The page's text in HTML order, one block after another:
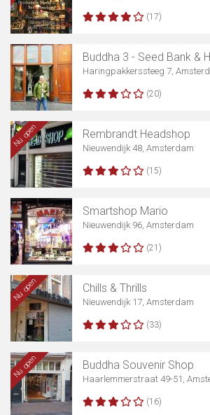
Toon kaart
(17)
Buddha 3 - Seed Bank &
Haringpakkerssteeg 7,
(20)
Nu open Rembrandt Headshop
Nieuwendijk 48, Amsterdam
(15)
Smartshop Mario
Nieuwendijk 96, Amsterdam
(21)
Nu open Chills & Thrills
Nieuwendijk 17, Amsterdam
(33)
Nu open Buddha Souvenir Shop
Haarlemmerstraat 49-51,
(16)